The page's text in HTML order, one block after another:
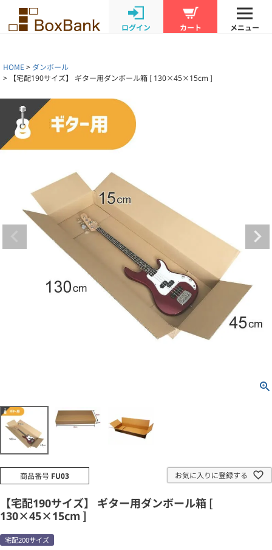
ログイン カート メニュー
HOME
ダンボール
【宅配190サイズ】 ギター用ダンボール箱 [ 130×45×15cm ]
商品番号 FU03 お気に入りに登録する
【宅配190サイズ】 ギター用ダンボール箱 [
130×45×15cm ]
宅配200サイズ